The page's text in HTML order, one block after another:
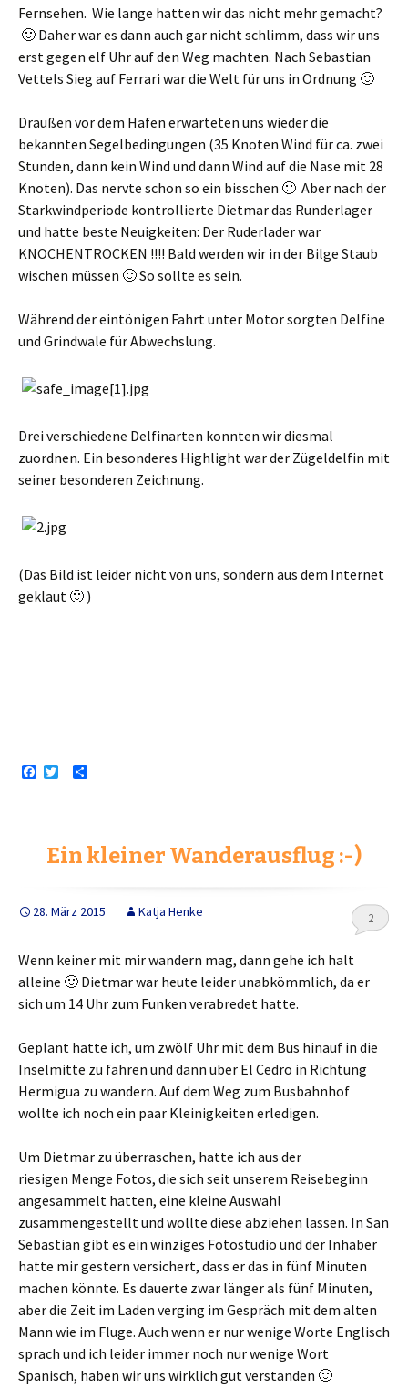
Fernsehen. Wie lange hatten wir das nicht mehr gemacht?
🙂 Daher war es dann auch gar nicht schlimm, dass wir uns
erst gegen elf Uhr auf den Weg machten. Nach Sebastian
Vettels Sieg auf Ferrari war die Welt für uns in Ordnung 🙂
Draußen vor dem Hafen erwarteten uns wieder die
bekannten Segelbedingungen (35 Knoten Wind für ca. zwei
Stunden, dann kein Wind und dann Wind auf die Nase mit 28
Knoten). Das nervte schon so ein bisschen 🙁 Aber nach der
Starkwindperiode kontrollierte Dietmar das Runderlager
und hatte beste Neuigkeiten: Der Ruderlader war
KNOCHENTROCKEN !!!! Bald werden wir in der Bilge Staub
wischen müssen 🙂 So sollte es sein.
Während der eintönigen Fahrt unter Motor sorgten Delfine
und Grindwale für Abwechslung.
Drei verschiedene Delfinarten konnten wir diesmal
zuordnen. Ein besonderes Highlight war der Zügeldelfin mit
seiner besonderen Zeichnung.
(Das Bild ist leider nicht von uns, sondern aus dem Internet
geklaut 🙂 )
e
r
n
Ein kleiner Wanderausflug :-)
28. März 2015 Katja Henke 2
Wenn keiner mit mir wandern mag, dann gehe ich halt
alleine 🙂 Dietmar war heute leider unabkömmlich, da er
sich um 14 Uhr zum Funken verabredet hatte.
Geplant hatte ich, um zwölf Uhr mit dem Bus hinauf in die
Inselmitte zu fahren und dann über El Cedro in Richtung
Hermigua zu wandern. Auf dem Weg zum Busbahnhof
wollte ich noch ein paar Kleinigkeiten erledigen.
Um Dietmar zu überraschen, hatte ich aus der
riesigen Menge Fotos, die sich seit unserem Reisebeginn
angesammelt hatten, eine kleine Auswahl
zusammengestellt und wollte diese abziehen lassen. In San
Sebastian gibt es ein winziges Fotostudio und der Inhaber
hatte mir gestern versichert, dass er das in fünf Minuten
machen könnte. Es dauerte zwar länger als fünf Minuten,
aber die Zeit im Laden verging im Gespräch mit dem alten
Mann wie im Fluge. Auch wenn er nur wenige Worte Englisch
sprach und ich leider immer noch nur wenige Wort
Spanisch, haben wir uns wirklich gut verstanden 🙂